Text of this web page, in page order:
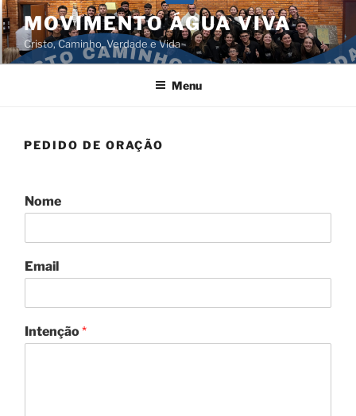
Pular
para
o
conteúdo
MOVIMENTO ÁGUA VIVA
Cristo, Caminho, Verdade e Vida
Menu
PEDIDO DE ORAÇÃO
Nome
Email
Intenção*